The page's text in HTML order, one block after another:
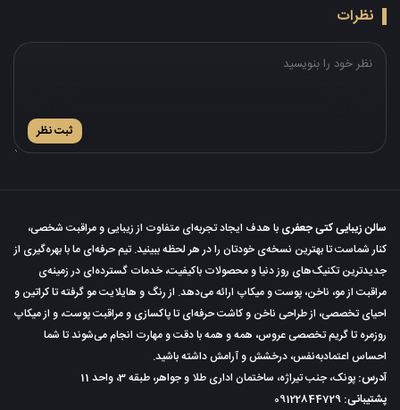
نظرات
ثبت نظر
سالن زیبایی کتی جعفری با هدف ایجاد تجربه‌ای متفاوت از زیبایی و مراقبت شخصی،
کنار شماست تا بهترین نسخه‌ی خودتان را در هر لحظه ببینید. تیم حرفه‌ای ما با بهره‌گیری از
جدیدترین تکنیک‌های روز دنیا و محصولات باکیفیت، خدمات گسترده‌ای در زمینه‌ی
مراقبت از مو، ناخن، پوست و میکاپ ارائه می‌دهد. از رنگ و هایلایت مو گرفته تا کراتین و
احیای تخصصی، از طراحی ناخن و کاشت حرفه‌ای تا پاکسازی و مراقبت پوست، و از میکاپ
روزمره تا گریم تخصصی عروس، همه و همه با دقت و مهارت انجام می‌شوند تا شما
احساس اعتمادبه‌نفس، درخشش و آرامش داشته باشید.
آدرس: پونک، جنب تیراژه، ساختمان اداری طلا و جواهر، طبقه 3، واحد 11
پشتیبانی: 09122844729